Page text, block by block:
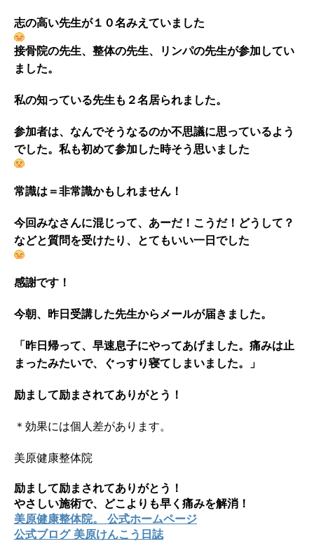
志の高い先生が１０名みえていました
接骨院の先生、整体の先生、リンパの先生が参加してい
ました。
私の知っている先生も２名居られました。
参加者は、なんでそうなるのか不思議に思っているよう
でした。私も初めて参加した時そう思いました
常識は＝非常識かもしれません！
今回みなさんに混じって、あーだ！こうだ！どうして？
などと質問を受けたり、とてもいい一日でした
感謝です！
今朝、昨日受講した先生からメールが届きました。
「昨日帰って、早速息子にやってあげました。痛みは止
まったみたいで、ぐっすり寝てしまいました。」
励まして励まされてありがとう！
＊効果には個人差があります。
美原健康整体院
励まして励まされてありがとう！
やさしい施術で、どこよりも早く痛みを解消！
美原健康整体院。 公式ホームページ
公式ブログ 美原けんこう日誌